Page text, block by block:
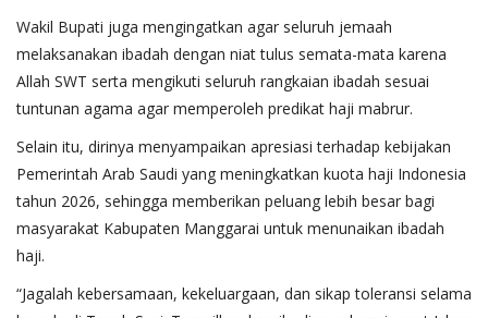
Wakil Bupati juga mengingatkan agar seluruh jemaah
melaksanakan ibadah dengan niat tulus semata-mata karena
Allah SWT serta mengikuti seluruh rangkaian ibadah sesuai
tuntunan agama agar memperoleh predikat haji mabrur.
Selain itu, dirinya menyampaikan apresiasi terhadap kebijakan
Pemerintah Arab Saudi yang meningkatkan kuota haji Indonesia
tahun 2026, sehingga memberikan peluang lebih besar bagi
masyarakat Kabupaten Manggarai untuk menunaikan ibadah
haji.
“Jagalah kebersamaan, kekeluargaan, dan sikap toleransi selama